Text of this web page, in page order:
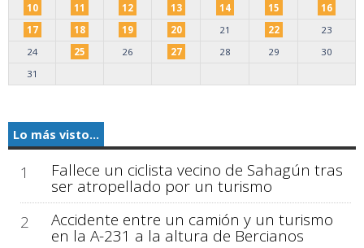
10
11 12 13 14 15
16
17
18 19 20 21 22
23
24
25 26 27 28 29
30
31
Lo más visto...
1 Fallece un ciclista vecino de Sahagún tras
ser atropellado por un turismo
2
Accidente entre un camión y un turismo
en la A-231 a la altura de Bercianos